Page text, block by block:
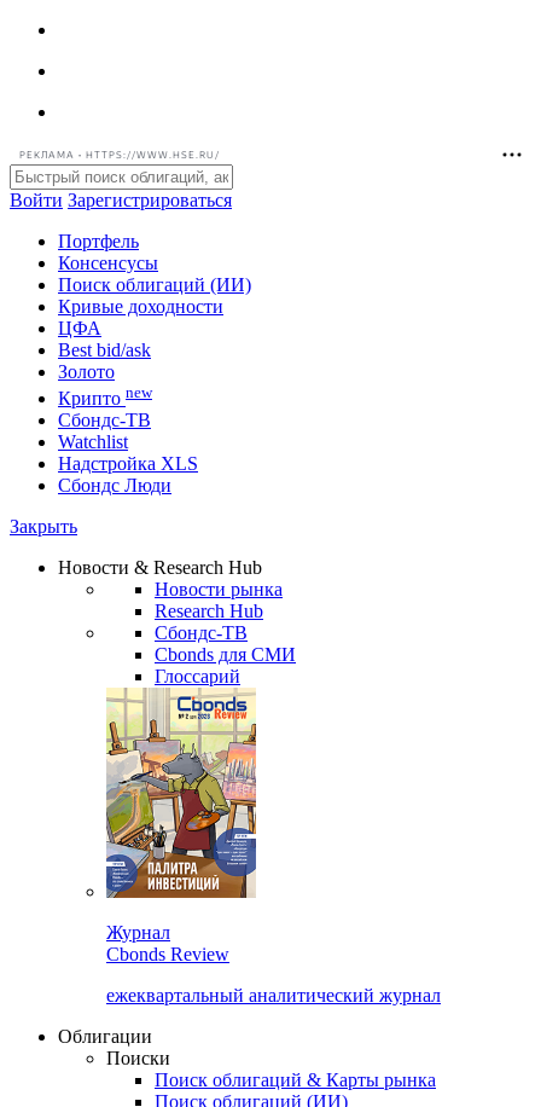
РЕКЛАМА • HTTPS://WWW.HSE.RU/
Войти Зарегистрироваться
Портфель
Консенсусы
Поиск облигаций (ИИ)
Кривые доходности
ЦФА
Best bid/ask
Золото
Крипто new
Watchlist
Сбондс Люди
Новости & Research Hub
Новости рынка
Research Hub
Сбондс-ТВ
Cbonds для СМИ
Глоссарий
Cbonds Review
ежеквартальный аналитический журнал